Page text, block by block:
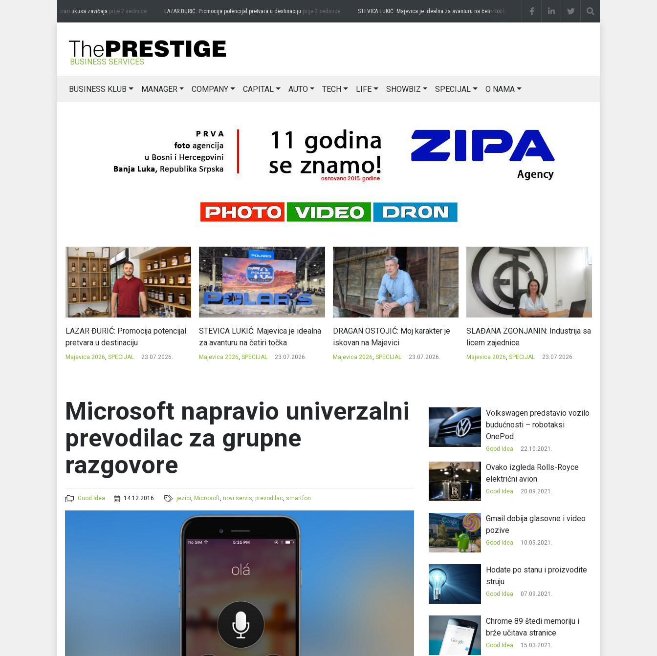
MIĆANOVIĆ: Čuvari ukusa zavičajaprije 2 sedmice LAZAR ĐURIĆ: Promocija potencijal pretvara u destinacijuprije 2 sedmice STEVICA LUKIĆ: Majevica je idealna za avanturu na četiri točkaprije 2 sedmice DRAGAN OSTOJIĆ: Moj karakter je
BUSINESS SERVICES
BUSINESS KLUB MANAGER COMPANY CAPITAL AUTO TECH LIFE SHOWBIZ SPECIJAL O NAMA
LAZAR ĐURIĆ: Promocija potencijal
pretvara u destinaciju
Majevica 2026, SPECIJAL 23.07.2026.
STEVICA LUKIĆ: Majevica je idealna
za avanturu na četiri točka
Majevica 2026, SPECIJAL 23.07.2026.
DRAGAN OSTOJIĆ: Moj karakter je
iskovan na Majevici
Majevica 2026, SPECIJAL 23.07.2026.
SLAĐANA ZGONJANIN: Industrija sa
licem zajednice
Majevica 2026, SPECIJAL 23.07.2026.
Microsoft napravio univerzalni
prevodilac za grupne
razgovore
Good Idea 14.12.2016. jezici, Microsoft,novi servis,prevodilac, smartfon
Volkswagen predstavio vozilo
budućnosti – robotaksi
OnePod
Good Idea 22.10.2021.
Ovako izgleda Rolls-Royce
električni avion
Good Idea 20.09.2021.
Gmail dobija glasovne i video
pozive
Good Idea 10.09.2021.
Hodate po stanu i proizvodite
struju
Good Idea 07.09.2021.
Chrome 89 štedi memoriju i
brže učitava stranice
Good Idea 15.03.2021.